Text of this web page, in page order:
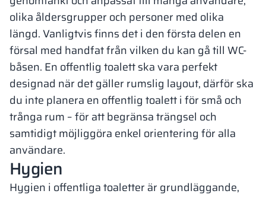
olika åldersgrupper och personer med olika
längd. Vanligtvis finns det i den första delen en
försal med handfat från vilken du kan gå till WC-
båsen. En offentlig toalett ska vara perfekt
designad när det gäller rumslig layout, därför ska
du inte planera en offentlig toalett i för små och
trånga rum – för att begränsa trängsel och
samtidigt möjliggöra enkel orientering för alla
användare.
Hygien
Hygien i offentliga toaletter är grundläggande,